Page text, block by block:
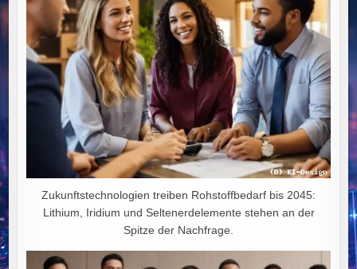
Zukunftstechnologien treiben Rohstoffbedarf bis 2045:
Lithium, Iridium und Seltenerdelemente stehen an der
Spitze der Nachfrage.